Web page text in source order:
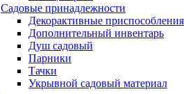
Садовые принадлежности
Декорактивные приспособления
Дополнительный инвентарь
Душ садовый
Парники
Тачки
Укрывной садовый материал